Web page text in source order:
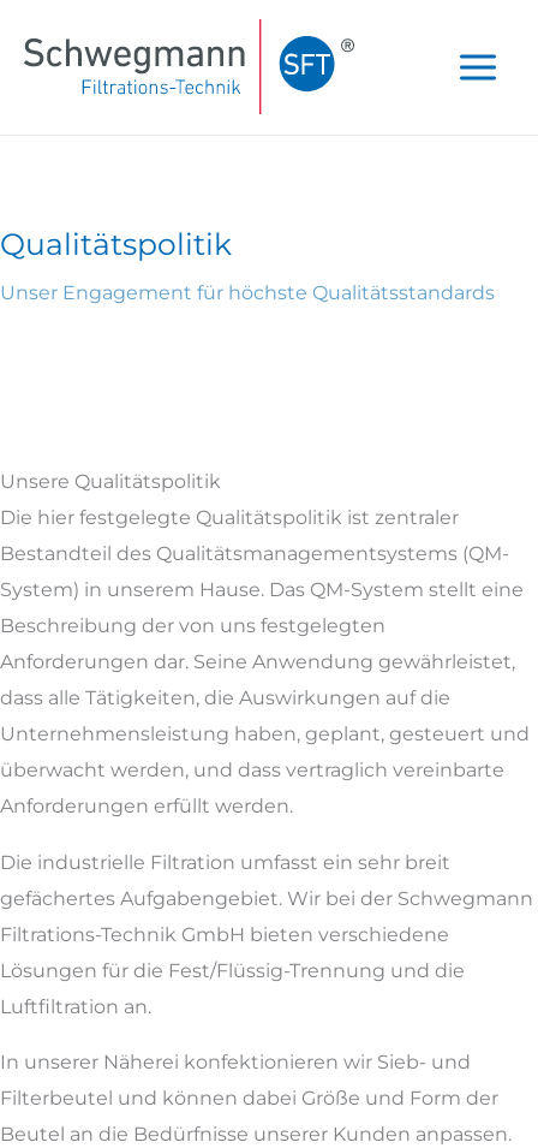
Inhalt
springen
Qualitätspolitik
Unser Engagement für höchste Qualitätsstandards
Unsere Qualitätspolitik
Die hier festgelegte Qualitätspolitik ist zentraler
Bestandteil des Qualitätsmanagementsystems (QM-
System) in unserem Hause. Das QM-System stellt eine
Beschreibung der von uns festgelegten
Anforderungen dar. Seine Anwendung gewährleistet,
dass alle Tätigkeiten, die Auswirkungen auf die
Unternehmensleistung haben, geplant, gesteuert und
überwacht werden, und dass vertraglich vereinbarte
Anforderungen erfüllt werden.
Die industrielle Filtration umfasst ein sehr breit
gefächertes Aufgabengebiet. Wir bei der Schwegmann
Filtrations-Technik GmbH bieten verschiedene
Lösungen für die Fest/Flüssig-Trennung und die
Luftfiltration an.
In unserer Näherei konfektionieren wir Sieb- und
Filterbeutel und können dabei Größe und Form der
Beutel an die Bedürfnisse unserer Kunden anpassen.